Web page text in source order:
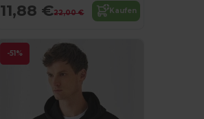
11,88 €22,00 € Kaufen
-51%